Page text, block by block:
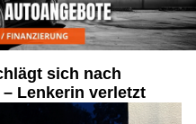
sich nach
Lenkerin verletzt